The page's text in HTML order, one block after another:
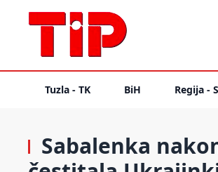
Tuzla - TK BiH Regija -
Sabalenka